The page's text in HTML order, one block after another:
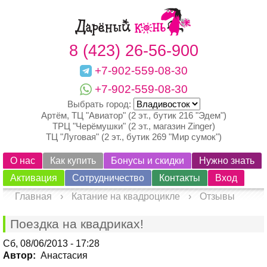
8 (423) 26-56-900
+7-902-559-08-30
+7-902-559-08-30
Выбрать город:
Артём, ТЦ "Авиатор" (2 эт., бутик 216 "Эдем")
ТРЦ "Черёмушки" (2 эт., магазин Zinger)
ТЦ "Луговая" (2 эт., бутик 269 "Мир сумок")
О нас Как купить Бонусы и скидки
Нужно знать
Активация
Сотрудничество Контакты
Вход
Главная
› Катание на квадроцикле › Отзывы
Поездка на квадриках!
Сб, 08/06/2013 - 17:28
Автор: Анастасия